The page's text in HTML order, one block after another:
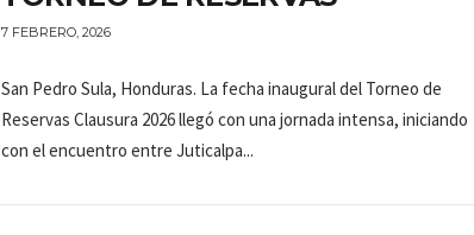
7 FEBRERO, 2026
San Pedro Sula, Honduras. La fecha inaugural del Torneo de
Reservas Clausura 2026 llegó con una jornada intensa, iniciando
con el encuentro entre Juticalpa...